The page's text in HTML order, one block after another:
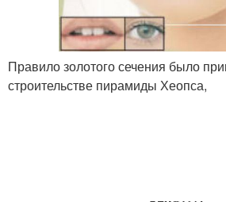
Правило золотого сечения было
строительстве пирамиды Хеопса,